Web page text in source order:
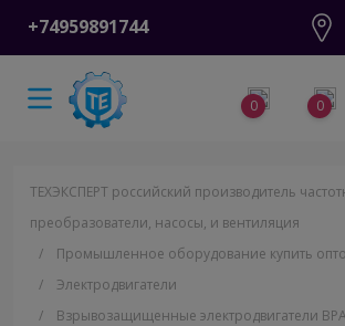
+74959891744
0 0
ТЕХЭКСПЕРТ российский производитель
преобразователи, насосы, и вентиляция
/
Промышленное оборудование купить
/
Электродвигатели
/
Взрывозащищенные электродвигатели